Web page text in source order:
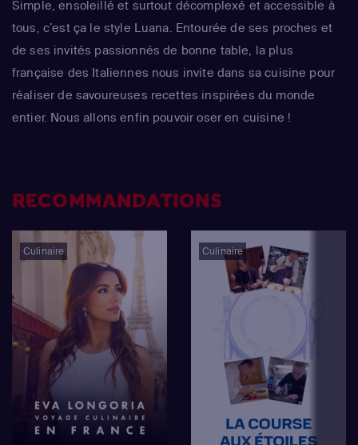
Simple, ensoleillé et surtout décomplexé et accessible à
tous, c’est ça le style Luana. Entourée de ses proches et
de ses invités passionnés de bonne table, la plus
française des Italiennes nous invite dans sa cuisine pour
réaliser de savoureuses recettes inspirées du monde
entier. Nous allons enfin pouvoir oser en cuisine !
RECOMMANDATIONS
Culinaire Culinaire